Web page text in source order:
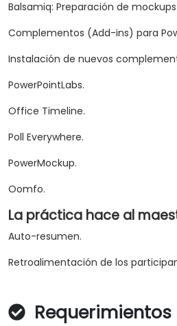
Balsamiq: Preparación de
Complementos (Add-ins) para
Instalación de nuevos
PowerPointLabs.
Office Timeline.
Poll Everywhere.
PowerMockup.
Oomfo.
La práctica hace al
Auto-resumen.
Retroalimentación de los
Requerimientos